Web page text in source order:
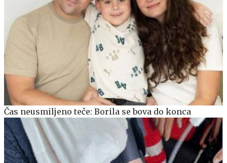
Čas neusmiljeno teče: Borila se bova do konca